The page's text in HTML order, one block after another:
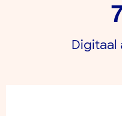
Digitaal